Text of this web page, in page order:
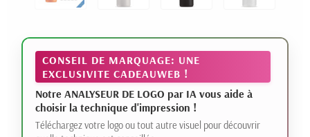
CONSEIL DE MARQUAGE: UNE
EXCLUSIVITE CADEAUWEB !
Notre ANALYSEUR DE LOGO par IA vous aide à
choisir la technique d'impression !
Téléchargez votre logo ou tout autre visuel pour découvrir